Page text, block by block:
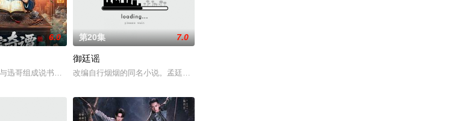
筱双重背叛。她从恨意中涅槃重生，借私
6.0
迅哥组成说书班子，偶遇“白天人住屋，晚上鬼占房”的阴阳宅，江淮被掳
第20集 7.0
御廷谣
改编自行烟烟的同名小说。孟廷辉，大平王朝有史以来个以女子进士科三元及第入翰林院的奇